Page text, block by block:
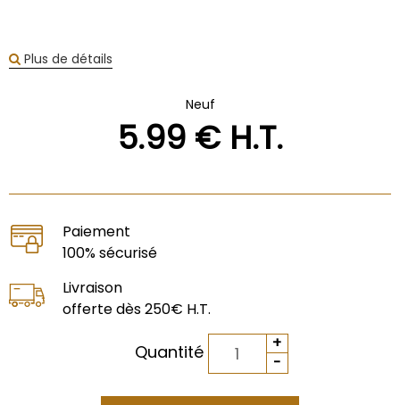
Plus de détails
Neuf
5.99€ H.T.
Paiement
100% sécurisé
Livraison
offerte dès 250€ H.T.
Quantité